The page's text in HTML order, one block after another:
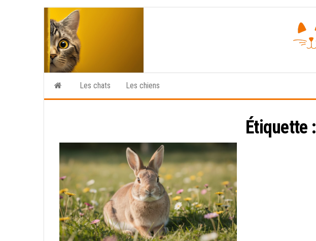
to
the
content
Les chats Les chiens
Étiquette :